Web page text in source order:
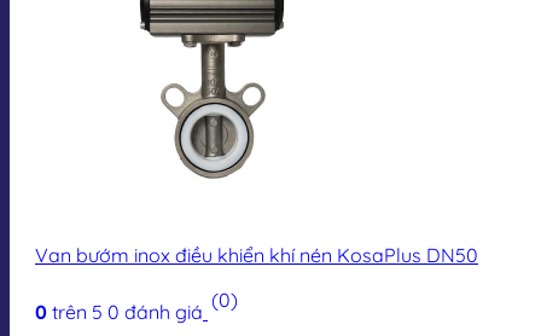
Van bướm inox điều khiển khí nén KosaPlus DN50
0 trên 5 0 đánh giá (0)